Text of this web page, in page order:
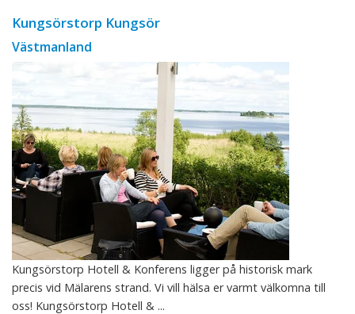
Kungsörstorp Kungsör
Västmanland
Kungsörstorp Hotell & Konferens ligger på historisk mark
precis vid Mälarens strand. Vi vill hälsa er varmt välkomna till
oss! Kungsörstorp Hotell & ...